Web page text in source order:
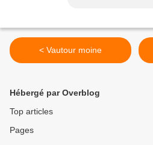
< Vautour moine
Hébergé par Overblog
Top articles
Pages